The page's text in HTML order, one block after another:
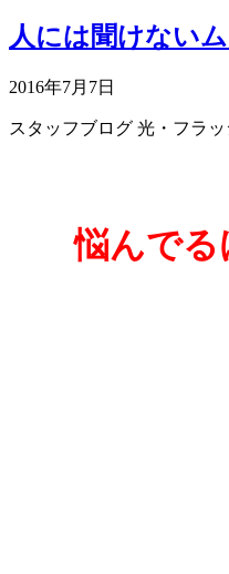
人には聞けない
2016年7月7日
スタッフブログ 光・フラ
悩んでる